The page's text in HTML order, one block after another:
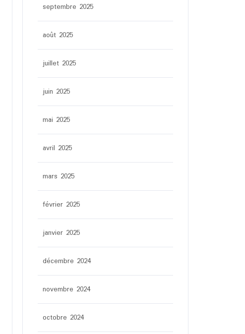
septembre 2025
août 2025
juillet 2025
juin 2025
mai 2025
avril 2025
mars 2025
février 2025
janvier 2025
décembre 2024
novembre 2024
octobre 2024